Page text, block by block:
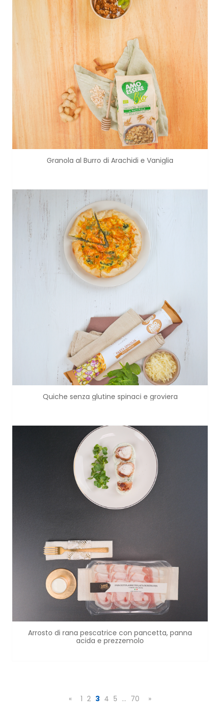
Granola al Burro di Arachidi e Vaniglia
Quiche senza glutine spinaci e groviera
Arrosto di rana pescatrice con pancetta, panna
acida e prezzemolo
« 1 2 3 4 5 … 70 »